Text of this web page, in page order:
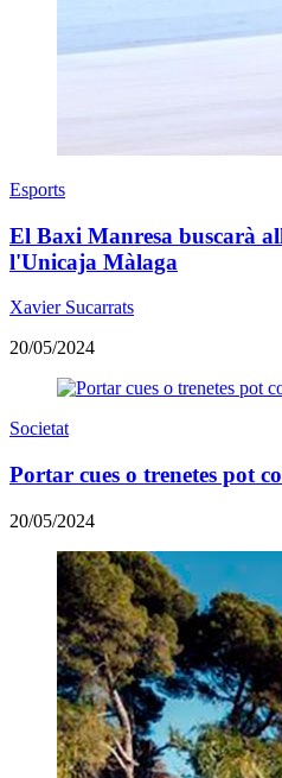
Esports
El Baxi Manresa buscarà
l'Unicaja Màlaga
Xavier Sucarrats
20/05/2024
Societat
Portar cues o trenetes pot
20/05/2024